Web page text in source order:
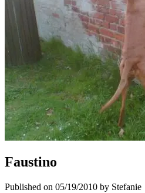
Faustino
Published on 05/19/2010 by Stefanie